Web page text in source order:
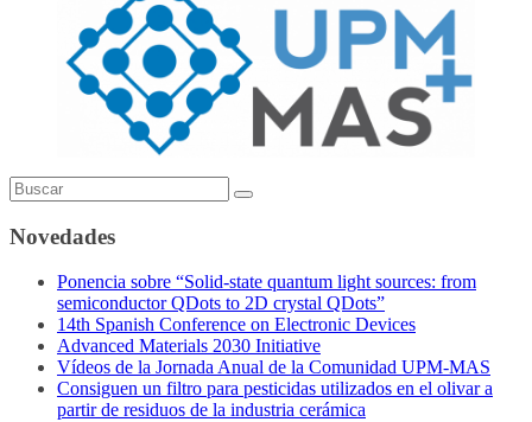
Novedades
Ponencia sobre “Solid-state quantum light sources: from
semiconductor QDots to 2D crystal QDots”
14th Spanish Conference on Electronic Devices
Advanced Materials 2030 Initiative
Vídeos de la Jornada Anual de la Comunidad UPM-MAS
Consiguen un filtro para pesticidas utilizados en el olivar a
partir de residuos de la industria cerámica